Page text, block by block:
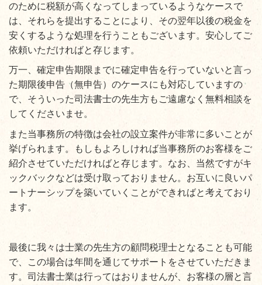
のために税額が高くなってしまっているようなケースで
は、それらを提出することにより、その翌年以後の税金を
安くするような処理を行うこともございます。安心してご
依頼いただければと存じます。
万一、確定申告期限までに確定申告を行っていないと言っ
た期限後申告（無申告）のケースにも対応していますの
で、そういった司法書士の先生方もご遠慮なく無料相談を
してくださいませ。
また当事務所の特徴は会社の設立案件が非常に多いことが
挙げられます。もしもよろしければ当事務所のお客様をご
紹介させていただければと存じます。なお、当然ですがキ
ックバックなどは受け取っておりません。お互いに良いパ
ートナーシップを築いていくことができればと考えており
ます。
最後に我々は士業の先生方の顧問税理士となることも可能
で、この場合は年間を通じてサポートをさせていただきま
す。司法書士業は行ってはおりませんが、お客様の層と言